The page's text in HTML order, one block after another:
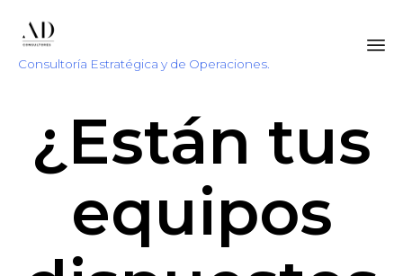
Consultoría Estratégica y de Operaciones.
¿Están tus
equipos